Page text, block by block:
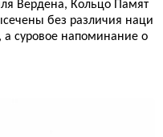
Вердена, Кольцо Памят
без различия наци
а суровое напоминание о